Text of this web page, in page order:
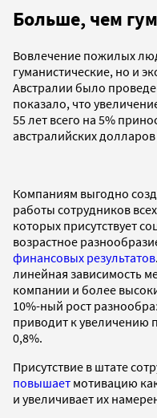
Больше, чем
Вовлечение пожилых
гуманистические, но и
Австралии было
показало, что
55 лет всего на 5%
австралийских долларов
Компаниям выгодно
работы сотрудников
которых присутствует
возрастное
финансовых результатов
линейная зависимость
компании и более
10%-ный рост
приводит к увеличению
0,8%.
Присутствие в штате
повышает мотивацию
и увеличивает их